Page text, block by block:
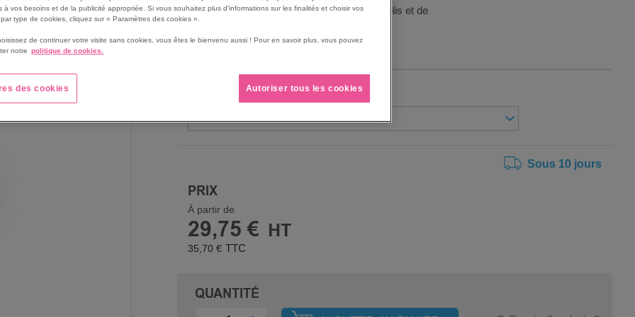
possible aux sols et réduit les risques de plis et de
décollement de la bande.
Voir le descriptif complet
NB DE PIÈCES
Sous 10 jours
PRIX
À partir de
29,75 €
35,70 €
QUANTITÉ
à vos besoins et de la publicité appropriée. Si vous souhaitez plus d'informations sur les finalités et choisir vos
type de cookies, cliquez sur « Paramètres des cookies ».
de continuer votre visite sans cookies, vous êtes le bienvenu aussi ! Pour en savoir plus, vous pouvez
notre politique de cookies.
des cookies Autoriser tous les cookies